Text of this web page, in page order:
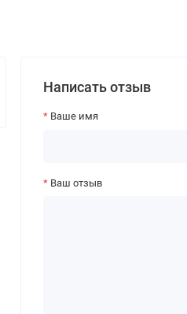
Написать отзыв
Ваше имя
Ваш отзыв